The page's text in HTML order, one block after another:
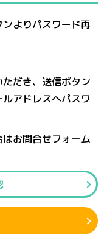
よりパスワード再
だき、送信ボタン
アドレスへパスワ
お問合せフォーム